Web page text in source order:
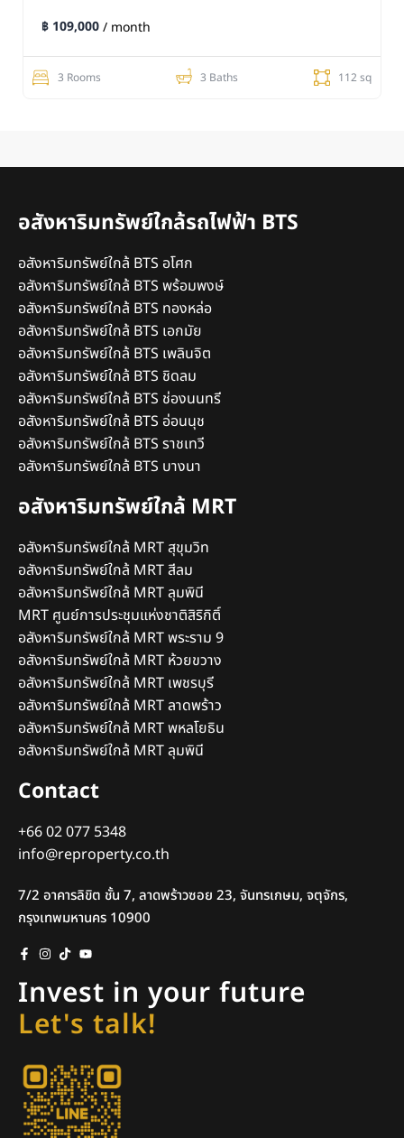
฿ 109,000/ month
3 Rooms 3 Baths 112 sq
อสังหาริมทรัพย์ใกล้รถไฟฟ้า BTS
อสังหาริมทรัพย์ใกล้ BTS อโศก
อสังหาริมทรัพย์ใกล้ BTS พร้อมพงษ์
อสังหาริมทรัพย์ใกล้ BTS ทองหล่อ
อสังหาริมทรัพย์ใกล้ BTS เอกมัย
อสังหาริมทรัพย์ใกล้ BTS เพลินจิต
อสังหาริมทรัพย์ใกล้ BTS ชิดลม
อสังหาริมทรัพย์ใกล้ BTS ช่องนนทรี
อสังหาริมทรัพย์ใกล้ BTS อ่อนนุช
อสังหาริมทรัพย์ใกล้ BTS ราชเทวี
อสังหาริมทรัพย์ใกล้ BTS บางนา
อสังหาริมทรัพย์ใกล้ MRT
อสังหาริมทรัพย์ใกล้ MRT สุขุมวิท
อสังหาริมทรัพย์ใกล้ MRT สีลม
อสังหาริมทรัพย์ใกล้ MRT ลุมพินี
MRT ศูนย์การประชุมแห่งชาติสิริกิติ์
อสังหาริมทรัพย์ใกล้ MRT พระราม 9
อสังหาริมทรัพย์ใกล้ MRT ห้วยขวาง
อสังหาริมทรัพย์ใกล้ MRT เพชรบุรี
อสังหาริมทรัพย์ใกล้ MRT ลาดพร้าว
อสังหาริมทรัพย์ใกล้ MRT พหลโยธิน
อสังหาริมทรัพย์ใกล้ MRT ลุมพินี
Contact
+66 02 077 5348
info@reproperty.co.th
7/2 อาคารลิขิต ชั้น 7, ลาดพร้าวซอย 23, จันทรเกษม, จตุจักร,
กรุงเทพมหานคร 10900
Invest in your future
Let's talk!